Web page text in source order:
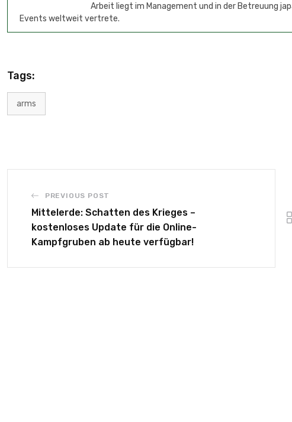
Arbeit liegt im Management und in der Betreuung
Events weltweit vertrete.
Tags:
arms
PREVIOUS POST
Mittelerde: Schatten des Krieges –
kostenloses Update für die Online-
Kampfgruben ab heute verfügbar!